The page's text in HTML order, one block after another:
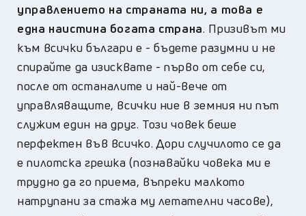
управлението на страната ни, а това е
една наистина богата страна. Призивът ми
към всички българи е - бъдете разумни и не
спирайте да изисквате - първо от себе си,
после от останалите и най-вече от
управляващите, всички ние в земния ни път
служим един на друг. Този човек беше
перфектен във всичко. Дори случилото се да
е пилотска грешка (познавайки човека ми е
трудно да го приема, въпреки малкото
натрупани за стажа му летателни часове),